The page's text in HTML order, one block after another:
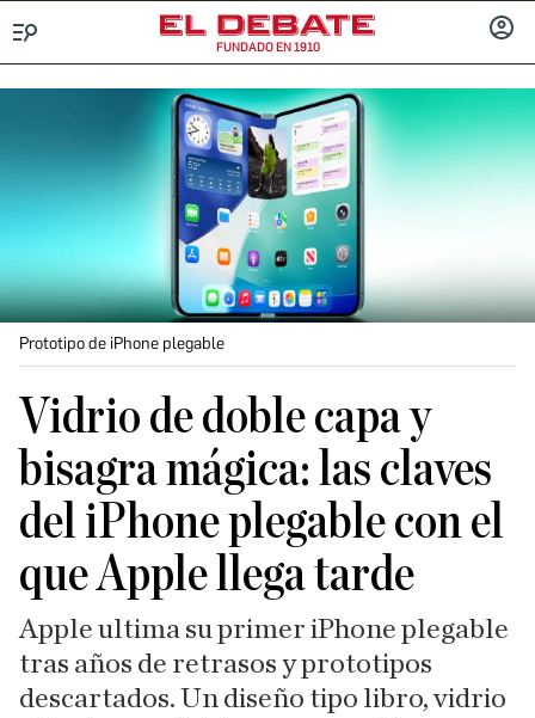
FUNDADO EN 1910
Prototipo de iPhone plegable
Vidrio de doble capa y
bisagra mágica: las claves
del iPhone plegable con el
que Apple llega tarde
Apple ultima su primer iPhone plegable
tras años de retrasos y prototipos
descartados. Un diseño tipo libro, vidrio